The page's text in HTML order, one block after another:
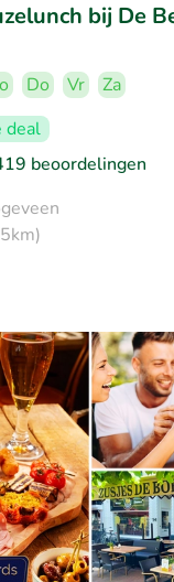
bij De
Do Vr
Za
deal
beoordelingen